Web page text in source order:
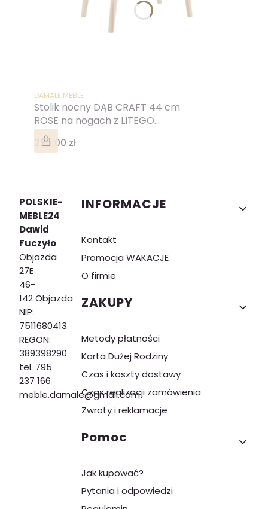
Stolik nocny DĄB CRAFT 44 cm
ROSE na nogach z LITEGO
DREWNA SKANDYNAWSKI
PRODUCENT
DAMALE MEBLE
Cena
295,00 zł
POLSKIE-
MEBLE24
Dawid
Fuczyło
Objazda
27E
46-
142 Objazda
NIP:
7511680413
REGON:
389398290
tel. 795
237 166
meble.damale@gmail.com
Linki w stopce
INFORMACJE
Kontakt
Promocja WAKACJE
O firmie
ZAKUPY
Metody płatności
Karta Dużej Rodziny
Czas i koszty dostawy
Czas realizacji zamówienia
Zwroty i reklamacje
Pomoc
Jak kupować?
Pytania i odpowiedzi